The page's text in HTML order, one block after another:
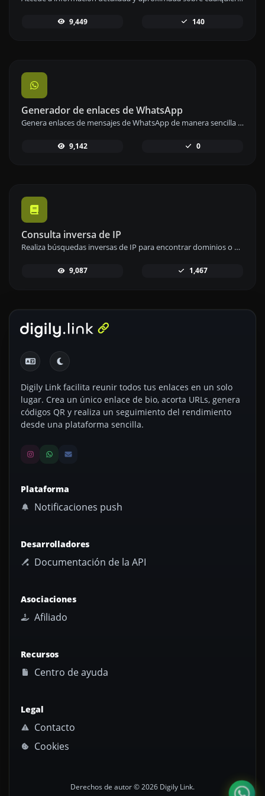
9,449 140
Generador de enlaces de WhatsApp
Genera enlaces de mensajes de WhatsApp de manera sencilla para facilitar la comunicación instantánea.
9,142 0
Consulta inversa de IP
Realiza búsquedas inversas de IP para encontrar dominios o anfitriones asociados a cualquier dirección IP.
9,087 1,467
Digily Link facilita reunir todos tus enlaces en un solo
lugar. Crea un único enlace de bio, acorta URLs, genera
códigos QR y realiza un seguimiento del rendimiento
desde una plataforma sencilla.
Plataforma
Notificaciones push
Desarrolladores
Documentación de la API
Asociaciones
Afiliado
Recursos
Centro de ayuda
Legal
Contacto
Cookies
Derechos de autor © 2026 Digily Link.